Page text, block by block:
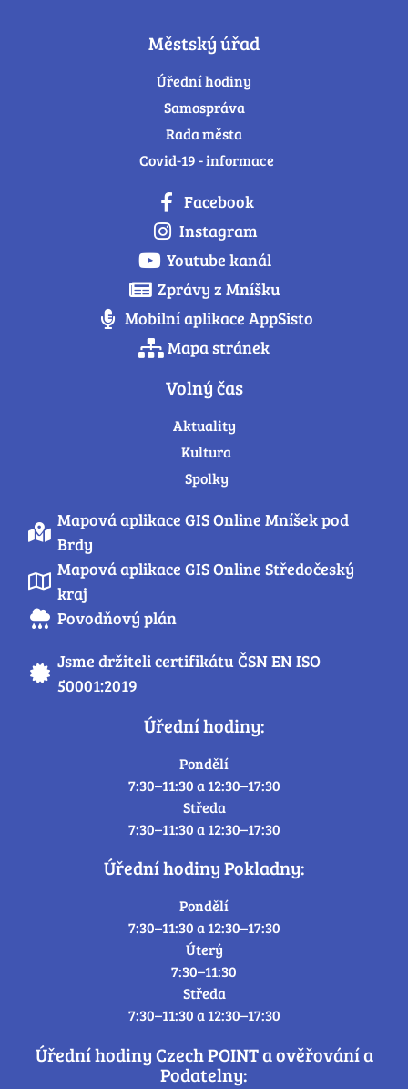
Městský úřad
Úřední hodiny
Samospráva
Rada města
Covid-19 - informace
Facebook
Instagram
Youtube kanál
Zprávy z Mníšku
Mobilní aplikace AppSisto
Mapa stránek
Volný čas
Aktuality
Kultura
Spolky
Mapová aplikace GIS Online Mníšek pod
Brdy
Mapová aplikace GIS Online Středočeský
kraj
Povodňový plán
Jsme držiteli certifikátu ČSN EN ISO
50001:2019
Úřední hodiny:
Pondělí
7:30–11:30 a 12:30–17:30
Středa
7:30–11:30 a 12:30–17:30
Úřední hodiny Pokladny:
Pondělí
7:30–11:30 a 12:30–17:30
Úterý
7:30–11:30
Středa
7:30–11:30 a 12:30–17:30
Úřední hodiny Czech POINT a ověřování a
Podatelny: